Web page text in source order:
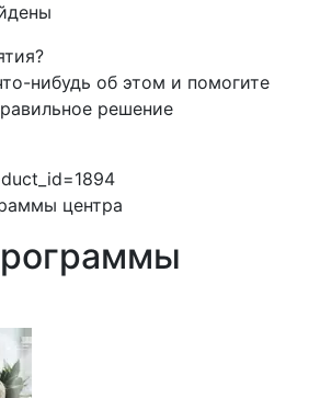
нибудь об этом и помогите
решение
центра